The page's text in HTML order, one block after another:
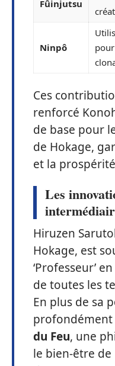
Fûinjutsu
Ninpô
Ces
renforcé
de base pour
de Hokage,
et la
Les
Hiruzen
Hokage, est
‘Professeur’
de toutes les
En plus de sa
profondément
du Feu, une
le bien-être